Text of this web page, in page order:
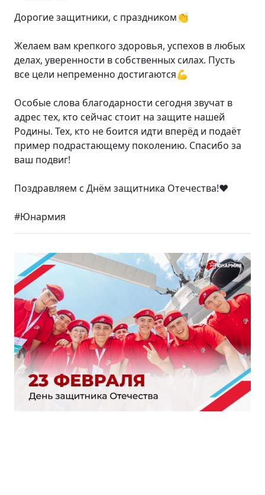
Дорогие защитники, с праздником👏
Желаем вам крепкого здоровья, успехов в любых
делах, уверенности в собственных силах. Пусть
все цели непременно достигаются💪
Особые слова благодарности сегодня звучат в
адрес тех, кто сейчас стоит на защите нашей
Родины. Тех, кто не боится идти вперёд и подаёт
пример подрастающему поколению. Спасибо за
ваш подвиг!
Поздравляем с Днём защитника Отечества!❤️
#Юнармия